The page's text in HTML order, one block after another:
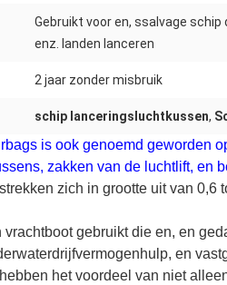
Gebruikt voor en, ssalvage schip
enz. landen lanceren
2 jaar zonder misbruik
schip lanceringsluchtkussen,
is ook genoemd geworden
zakken van de luchtlift, en
zich in grootte uit van 0,6
gebruikt die en, en
en
het voordeel van niet